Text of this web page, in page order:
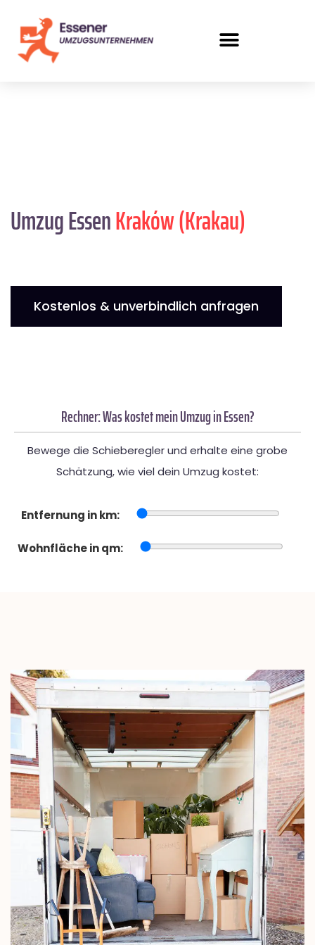
Umzug EssenKraków (Krakau)
Kostenlos & unverbindlich anfragen
Rechner: Was kostet mein Umzug in Essen?
Bewege die Schieberegler und erhalte eine grobe
Schätzung, wie viel dein Umzug kostet:
Entfernung in km:
Wohnfläche in qm: